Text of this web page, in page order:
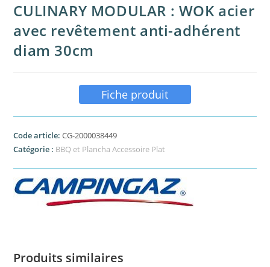
CULINARY MODULAR : WOK acier
avec revêtement anti-adhérent
diam 30cm
Fiche produit
Code article:CG-2000038449
Catégorie : BBQ et Plancha Accessoire Plat
Produits similaires